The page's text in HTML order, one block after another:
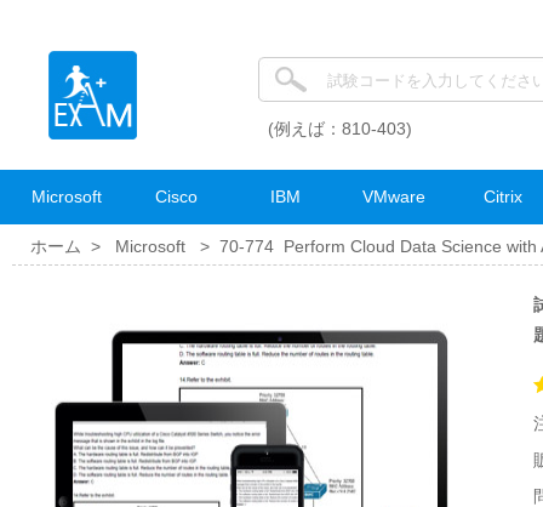
(例えば：810-403)
Microsoft Cisco IBM VMware Citrix
ホーム > Microsoft > 70-774 Perform Cloud Data Science with